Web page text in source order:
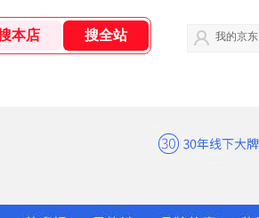
我的京东